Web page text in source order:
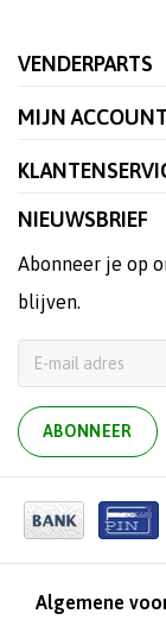
VENDERPARTS
MIJN ACCOUNT
NIEUWSBRIEF
Abonneer je op
blijven.
ABONNEER
Algemene